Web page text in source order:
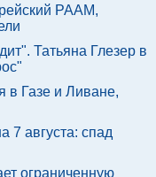
РААМ,
Татьяна Глезер в
в Газе и Ливане,
7 августа: спад
ограниченную